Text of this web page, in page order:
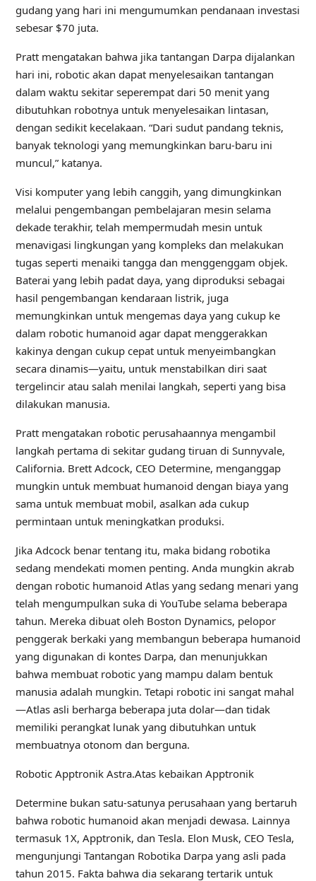
gudang yang hari ini mengumumkan pendanaan investasi
sebesar $70 juta.
Pratt mengatakan bahwa jika tantangan Darpa dijalankan
hari ini, robotic akan dapat menyelesaikan tantangan
dalam waktu sekitar seperempat dari 50 menit yang
dibutuhkan robotnya untuk menyelesaikan lintasan,
dengan sedikit kecelakaan. “Dari sudut pandang teknis,
banyak teknologi yang memungkinkan baru-baru ini
muncul,” katanya.
Visi komputer yang lebih canggih, yang dimungkinkan
melalui pengembangan pembelajaran mesin selama
dekade terakhir, telah mempermudah mesin untuk
menavigasi lingkungan yang kompleks dan melakukan
tugas seperti menaiki tangga dan menggenggam objek.
Baterai yang lebih padat daya, yang diproduksi sebagai
hasil pengembangan kendaraan listrik, juga
memungkinkan untuk mengemas daya yang cukup ke
dalam robotic humanoid agar dapat menggerakkan
kakinya dengan cukup cepat untuk menyeimbangkan
secara dinamis—yaitu, untuk menstabilkan diri saat
tergelincir atau salah menilai langkah, seperti yang bisa
dilakukan manusia.
Pratt mengatakan robotic perusahaannya mengambil
langkah pertama di sekitar gudang tiruan di Sunnyvale,
California. Brett Adcock, CEO Determine, menganggap
mungkin untuk membuat humanoid dengan biaya yang
sama untuk membuat mobil, asalkan ada cukup
permintaan untuk meningkatkan produksi.
Jika Adcock benar tentang itu, maka bidang robotika
sedang mendekati momen penting. Anda mungkin akrab
dengan robotic humanoid Atlas yang sedang menari yang
telah mengumpulkan suka di YouTube selama beberapa
tahun. Mereka dibuat oleh Boston Dynamics, pelopor
penggerak berkaki yang membangun beberapa humanoid
yang digunakan di kontes Darpa, dan menunjukkan
bahwa membuat robotic yang mampu dalam bentuk
manusia adalah mungkin. Tetapi robotic ini sangat mahal
—Atlas asli berharga beberapa juta dolar—dan tidak
memiliki perangkat lunak yang dibutuhkan untuk
membuatnya otonom dan berguna.
Robotic Apptronik Astra.Atas kebaikan Apptronik
Determine bukan satu-satunya perusahaan yang bertaruh
bahwa robotic humanoid akan menjadi dewasa. Lainnya
termasuk 1X, Apptronik, dan Tesla. Elon Musk, CEO Tesla,
mengunjungi Tantangan Robotika Darpa yang asli pada
tahun 2015. Fakta bahwa dia sekarang tertarik untuk